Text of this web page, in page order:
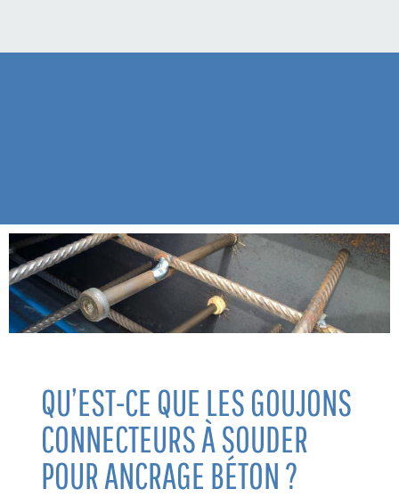
QU’EST-CE QUE LES GOUJONS
CONNECTEURS À SOUDER
POUR ANCRAGE BÉTON ?